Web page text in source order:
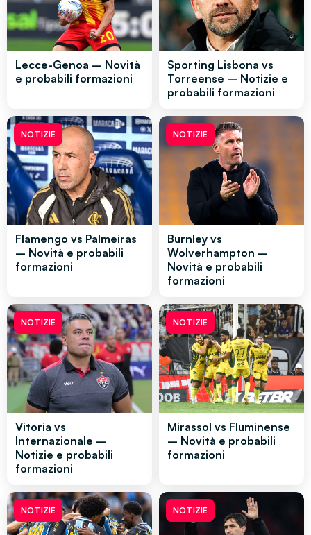
Lecce-Genoa – Novità
e probabili formazioni
Sporting Lisbona vs
Torreense – Notizie e
probabili formazioni
NOTIZIE
Flamengo vs Palmeiras
– Novità e probabili
formazioni
NOTIZIE
Burnley vs
Wolverhampton –
Novità e probabili
formazioni
NOTIZIE
Vitoria vs
Internazionale –
Notizie e probabili
formazioni
NOTIZIE
Mirassol vs Fluminense
– Novità e probabili
formazioni
NOTIZIE NOTIZIE